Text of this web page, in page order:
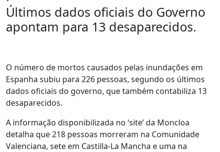
Últimos dados oficiais do Governo
apontam para 13 desaparecidos.
O número de mortos causados pelas inundações em
Espanha subiu para 226 pessoas, segundo os últimos
dados oficiais do governo, que também contabiliza 13
desaparecidos.
A informação disponibilizada no ‘site’ da Moncloa
detalha que 218 pessoas morreram na Comunidade
Valenciana, sete em Castilla-La Mancha e uma na